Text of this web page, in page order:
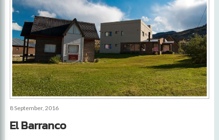
8 September, 2016
El Barranco